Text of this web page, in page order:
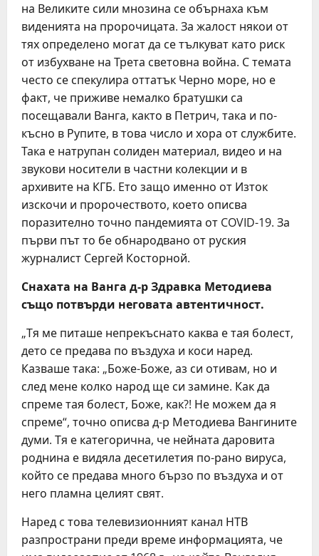
на Великите сили мнозина се обърнаха към
виденията на пророчицата. За жалост някои от
тях определено могат да се тълкуват като риск
от избухване на Трета световна война. С темата
често се спекулира оттатък Черно море, но е
факт, че приживе немалко братушки са
посещавали Ванга, както в Петрич, така и по-
късно в Рупите, в това число и хора от службите.
Така е натрупан солиден материал, видео и на
звукови носители в частни колекции и в
архивите на КГБ. Ето защо именно от Изток
изскочи и пророчеството, което описва
поразително точно пандемията от COVID-19. За
първи път то бе обнародвано от руския
журналист Сергей Косторной.
Снахата на Ванга д-р Здравка Методиева
също потвърди неговата автентичност.
„Тя ме питаше непрекъснато каква е тая болест,
дето се предава по въздуха и коси наред.
Казваше така: „Боже-Боже, аз си отивам, но и
след мене колко народ ще си замине. Как да
спреме тая болест, Боже, как?! Не можем да я
спреме“, точно описва д-р Методиева Вангините
думи. Тя е категорична, че нейната даровита
роднина е видяла десетилетия по-рано вируса,
който се предава много бързо по въздуха и от
него пламна целият свят.
Наред с това телевизионният канал НТВ
разпространи преди време информацията, че